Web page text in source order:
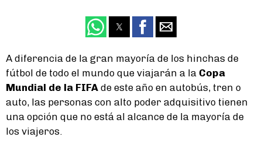
A diferencia de la gran mayoría de los hinchas de
fútbol de todo el mundo que viajarán a la Copa
Mundial de la FIFA de este año en autobús, tren o
auto, las personas con alto poder adquisitivo tienen
una opción que no está al alcance de la mayoría de
los viajeros.